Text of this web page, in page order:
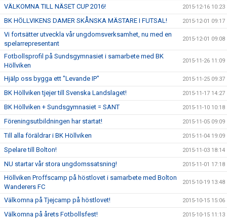
VÄLKOMNA TILL NÄSET CUP 2016! 2015-12-16 10:23
BK HÖLLVIKENS DAMER SKÅNSKA MÄSTARE I FUTSAL! 2015-12-01 09:17
Vi fortsätter utveckla vår ungdomsverksamhet, nu med en
spelarrepresentant
2015-12-01 09:08
Fotbollsprofil på Sundsgymnasiet i samarbete med BK
Höllviken
2015-11-26 11:09
Hjälp oss bygga ett "Levande IP" 2015-11-25 09:37
BK Höllviken tjejer till Svenska Landslaget! 2015-11-17 14:27
BK Höllviken + Sundsgymnasiet = SANT 2015-11-10 10:18
Föreningsutbildningen har startat! 2015-11-05 09:09
Till alla föräldrar i BK Höllviken 2015-11-04 19:09
Spelare till Bolton! 2015-11-03 18:14
NU startar vår stora ungdomssatsning! 2015-11-01 17:18
Höllviken Proffscamp på höstlovet i samarbete med Bolton
Wanderers FC
2015-10-19 13:48
Välkomna på Tjejcamp på höstlovet! 2015-10-15 15:06
Välkomna på årets Fotbollsfest! 2015-10-15 11:13